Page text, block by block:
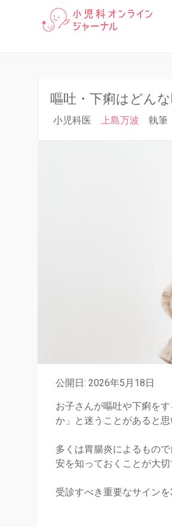
嘔吐・下痢はどん
小児科医 上島万波 執筆
公開日: 2026年5月18日
お子さんが嘔吐や下痢を
か」と迷うことがあると思
多くは胃腸炎によるもの
安を知っておくことが大切
受診すべき重要なサインを